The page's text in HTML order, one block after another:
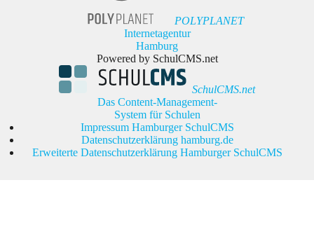
POLYPLANET
Internetagentur
Hamburg
Powered by SchulCMS.net
SchulCMS.net
Das Content-Management-
System für Schulen
Impressum Hamburger SchulCMS
Datenschutzerklärung hamburg.de
Erweiterte Datenschutzerklärung Hamburger SchulCMS